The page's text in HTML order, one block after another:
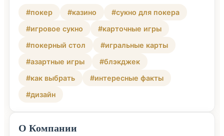
#покер #казино
#сукно для покера
#игровое сукно
#карточные игры
#покерный стол
#игральные карты
#азартные игры
#блэкджек
#как выбрать
#интересные факты
#дизайн
О Компании